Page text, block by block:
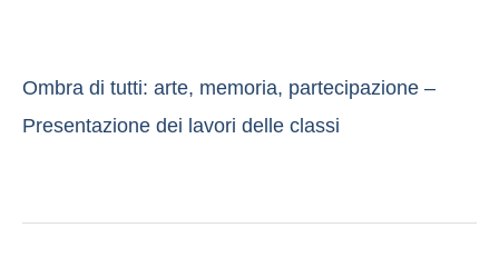
Ombra di tutti: arte, memoria, partecipazione –
Presentazione dei lavori delle classi